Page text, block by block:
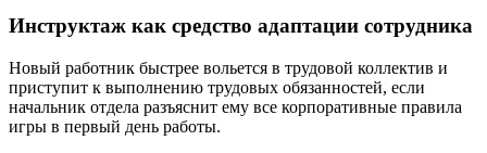
Инструктаж как средство адаптации сотрудника
Новый работник быстрее вольется в трудовой коллектив и
приступит к выполнению трудовых обязанностей, если
начальник отдела разъяснит ему все корпоративные правила
игры в первый день работы.